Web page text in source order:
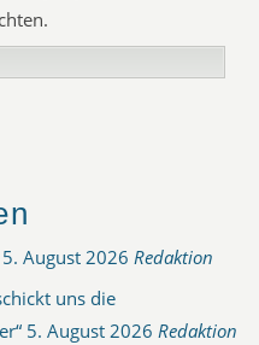
5. August 2026 Redaktion
uns die
5. August 2026 Redaktion